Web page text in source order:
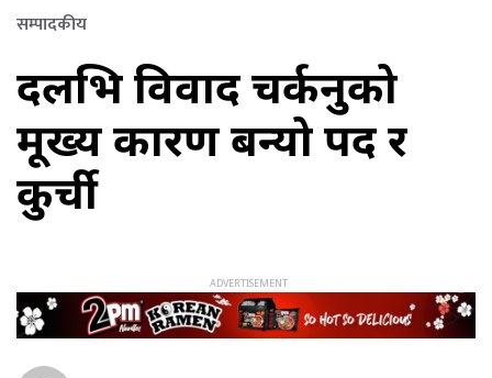
सम्पादकीय
दलभित्र विवाद चर्कनुको
मूख्य कारण बन्यो पद र
कुर्ची